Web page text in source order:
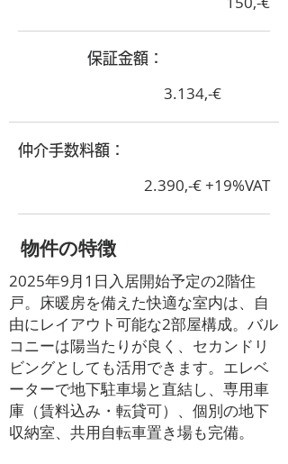
​保証金額：
3.134,-€
​仲介手数料額：
2.390,-€ +19%VAT
​物件の特徴
2025年9月1日入居開始予定の2階住
戸。床暖房を備えた快適な室内は、自
由にレイアウト可能な2部屋構成。バル
コニーは陽当たりが良く、セカンドリ
ビングとしても活用できます。エレベ
ーターで地下駐車場と直結し、専用車
庫（賃料込み・転貸可）、個別の地下
収納室、共用自転車置き場も完備。